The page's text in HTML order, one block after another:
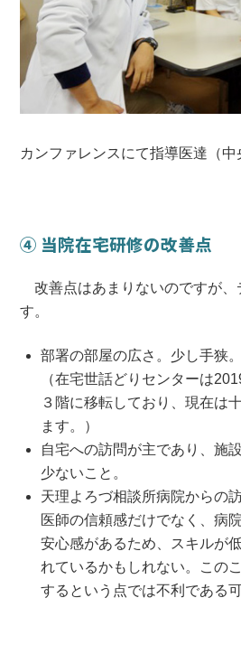
カンファレンスにて指導医達（中
④ 当院在宅研修の改善点
改善点はあまりないのですが、
す。
部署の部屋の広さ。少し手狭。
（在宅世話どりセンターは
３階に移転しており、現在は
ます。）
自宅への訪問が主であり、施
少ないこと。
天理よろづ相談所病院からの
医師の信頼感だけでなく、病
安心感があるため、スキルが
れているかもしれない。この
するという点では不利である